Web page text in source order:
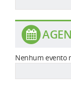
Nenhum evento